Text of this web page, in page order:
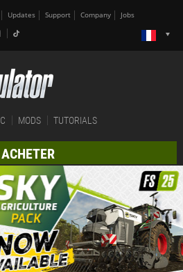
Updates Support Company Jobs
MODS TUTORIALS
ACHETER